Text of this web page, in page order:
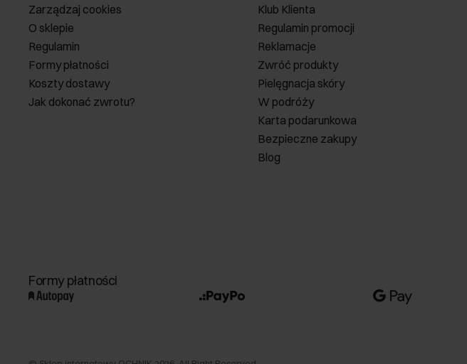
Zarządzaj cookies
O sklepie
Regulamin
Formy płatności
Koszty dostawy
Jak dokonać zwrotu?
Klub Klienta
Regulamin promocji
Reklamacje
Zwróć produkty
Pielęgnacja skóry
W podróży
Karta podarunkowa
Bezpieczne zakupy
Blog
Formy płatności